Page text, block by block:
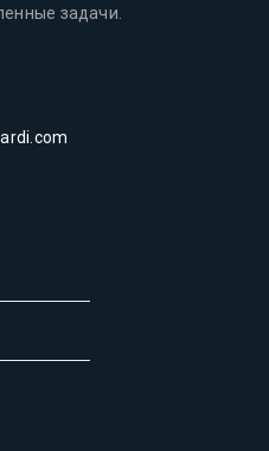
задачи.